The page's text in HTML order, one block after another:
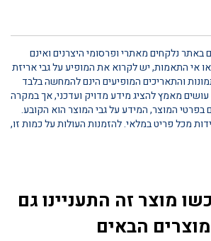
באתר נלקחים מאתרי ופרסומי היצרנים ואינם
או אי התאמות, יש לקרוא את המופיע על גבי אריזת
והתאריכים המופיעים הינם להמחשה בלבד
עושים מאמץ להציג מידע מדויק ועדכני, אך במקרה
בפרטי המוצר, המידע על גבי המוצר הוא הקובע.
מחזיק עד 5 יחידות מכל פריט במלאי. להזמנות העולות על כמות זו,
מוצר זה התעניינו גם
הבאים